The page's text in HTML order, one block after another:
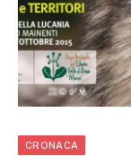
CRONACA